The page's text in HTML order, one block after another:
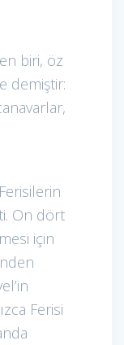
biri, öz
demiştir:
On dört
için
Ferisi